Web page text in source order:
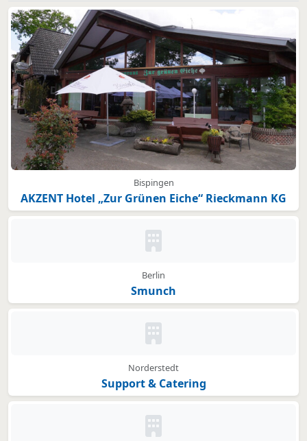
Bispingen
AKZENT Hotel „Zur Grünen Eiche“ Rieckmann KG
Kein Bild oder Logo hinterlegt
Berlin
Smunch
Kein Bild oder Logo hinterlegt
Norderstedt
Support & Catering
Kein Bild oder Logo hinterlegt